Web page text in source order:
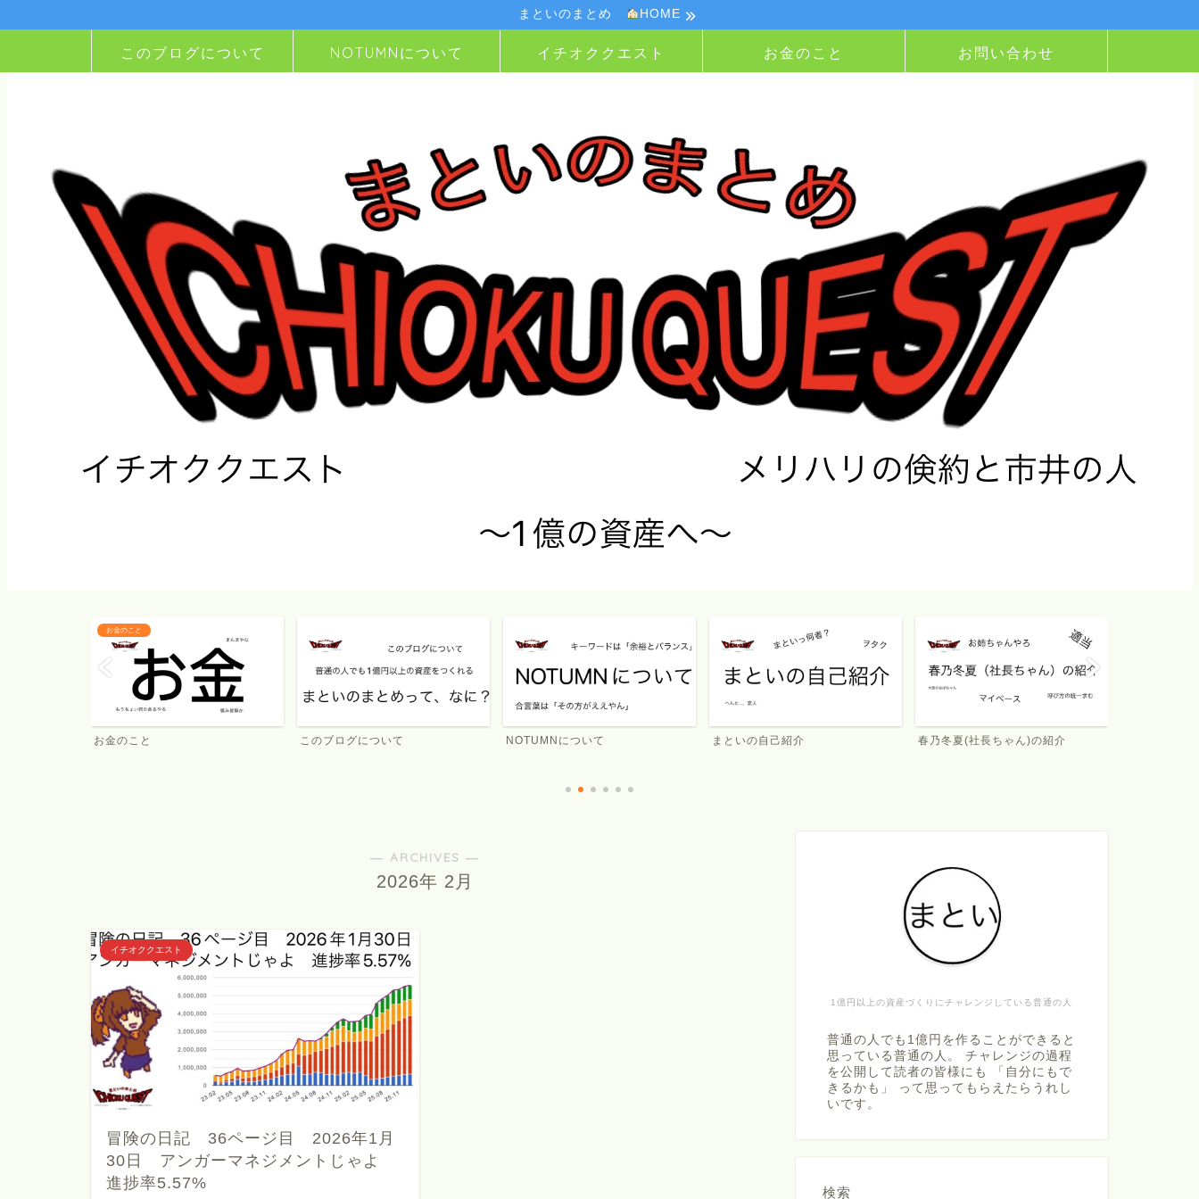
まといのまとめ HOME
このブログについて NOTUMNについて イチオククエスト お金のこと お問い合わせ
お金のこと
お金のこと このブログについて NOTUMNについて まといの自己紹介 春乃冬夏(社長ちゃん)の紹介
― ARCHIVES ―
2026年 2月
イチオククエスト
冒険の日記 36ページ目 2026年1月
30日 アンガーマネジメントじゃよ
進捗率5.57%
1億円以上の資産づくりにチャレンジしている普通の人
普通の人でも1億円を作ることができると
思っている普通の人。 チャレンジの過程
を公開して読者の皆様にも 「自分にもで
きるかも」 って思ってもらえたらうれし
いです。
検索